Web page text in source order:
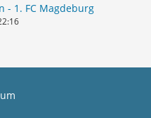
- 1. FC Magdeburg